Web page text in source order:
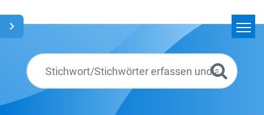
Glossar